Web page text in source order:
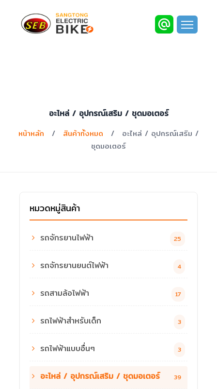
อะไหล่ / อุปกรณ์เสริม / ชุดมอเตอร์
หน้าหลัก / สินค้าทั้งหมด /
อะไหล่ / อุปกรณ์เสริม /
ชุดมอเตอร์
หมวดหมู่สินค้า
รถจักรยานไฟฟ้า 25
รถจักรยานยนต์ไฟฟ้า 4
รถสามล้อไฟฟ้า 17
รถไฟฟ้าสำหรับเด็ก 3
รถไฟฟ้าแบบอื่นๆ 3
อะไหล่ / อุปกรณ์เสริม / ชุดมอเตอร์ 39